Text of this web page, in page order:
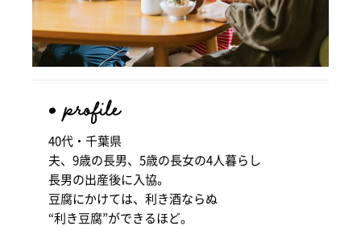
40代・千葉県
夫、9歳の長男、5歳の長女の4人暮らし
長男の出産後に入協。
豆腐にかけては、利き酒ならぬ
“利き豆腐”ができるほど。